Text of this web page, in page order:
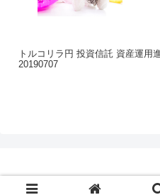
トルコリラ円 投資信託 資産運用
20190707
© 2017 つぁつぁつぁ